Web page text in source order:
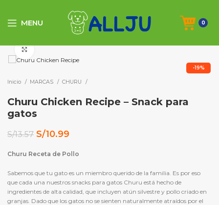
MENU 0
-19%
Inicio MARCAS CHURU
Churu Chicken Recipe – Snack para
gatos
S/13.57 El
original
S/13.57.
S/10.99
actual
S/10.99.
Churu Receta de Pollo
Sabemos que tu gato es un miembro querido de la familia. Es por eso
que cada una nuestros snacks para gatos Churu está hecho de
ingredientes de alta calidad, que incluyen atún silvestre y pollo criado en
granjas. Dado que los gatos no se sienten naturalmente atraídos por el